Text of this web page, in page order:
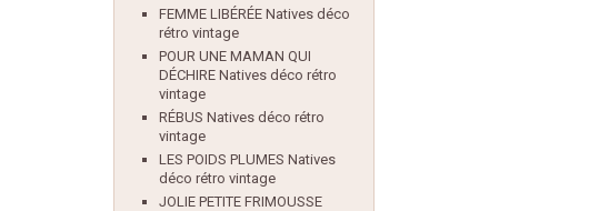
FEMME LIBÉRÉE Natives déco
rétro vintage
POUR UNE MAMAN QUI
DÉCHIRE Natives déco rétro
vintage
RÉBUS Natives déco rétro
vintage
LES POIDS PLUMES Natives
déco rétro vintage
JOLIE PETITE FRIMOUSSE